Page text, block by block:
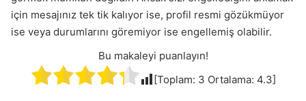
için mesajınız tek tik kalıyor ise, profil resmi gözükmüyor
ise veya durumlarını göremiyor ise engellemiş olabilir.
Bu makaleyi puanlayın!
[Toplam: 3 Ortalama: 4.3]